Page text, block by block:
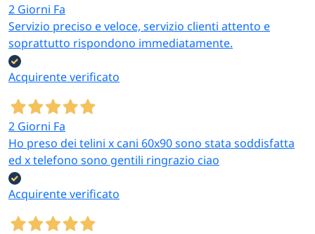
2 Giorni Fa
Servizio preciso e veloce, servizio clienti attento e
soprattutto rispondono immediatamente.
Acquirente verificato
2 Giorni Fa
Ho preso dei telini x cani 60x90 sono stata soddisfatta
ed x telefono sono gentili ringrazio ciao
Acquirente verificato